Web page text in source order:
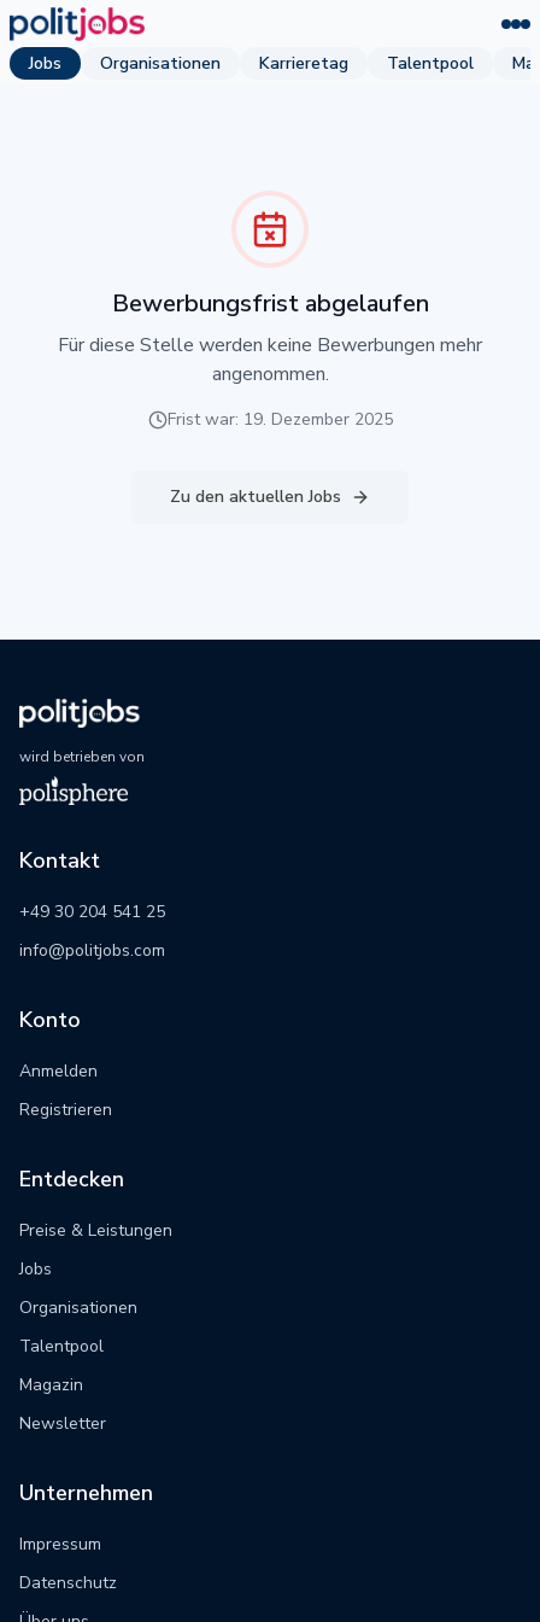
Jobs Organisationen Karrieretag Talentpool
Bewerbungsfrist abgelaufen
Für diese Stelle werden keine Bewerbungen mehr
angenommen.
Frist war: 19. Dezember 2025
Zu den aktuellen Jobs
wird betrieben von
Kontakt
+49 30 204 541 25
info@politjobs.com
Konto
Anmelden
Registrieren
Entdecken
Preise & Leistungen
Jobs
Organisationen
Talentpool
Magazin
Newsletter
Unternehmen
Impressum
Datenschutz